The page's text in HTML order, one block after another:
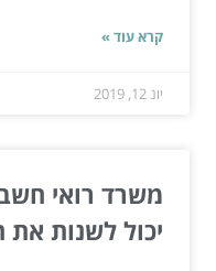
קרא עוד »
יונ 12, 2019
משרד רואי
יכול לשנות